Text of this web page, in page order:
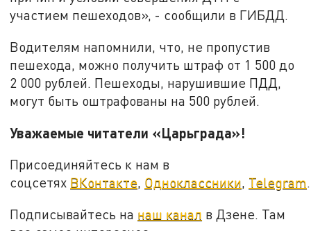
участием пешеходов», - сообщили в ГИБДД.
Водителям напомнили, что, не пропустив
пешехода, можно получить штраф от 1 500 до
2 000 рублей. Пешеходы, нарушившие ПДД,
могут быть оштрафованы на 500 рублей.
Уважаемые читатели «Царьграда»!
Присоединяйтесь к нам в
соцсетях ВКонтакте, Одноклассники, Telegram.
Подписывайтесь на наш канал в Дзене. Там